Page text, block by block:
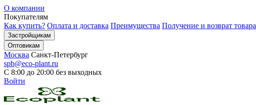
О компании
Покупателям
Как купить? Оплата и доставка Преимущества Получение и возврат товара
Застройщикам
Оптовикам
Москва Санкт-Петербург
spb@eco-plant.ru
С 8:00 до 20:00 без выходных
Войти